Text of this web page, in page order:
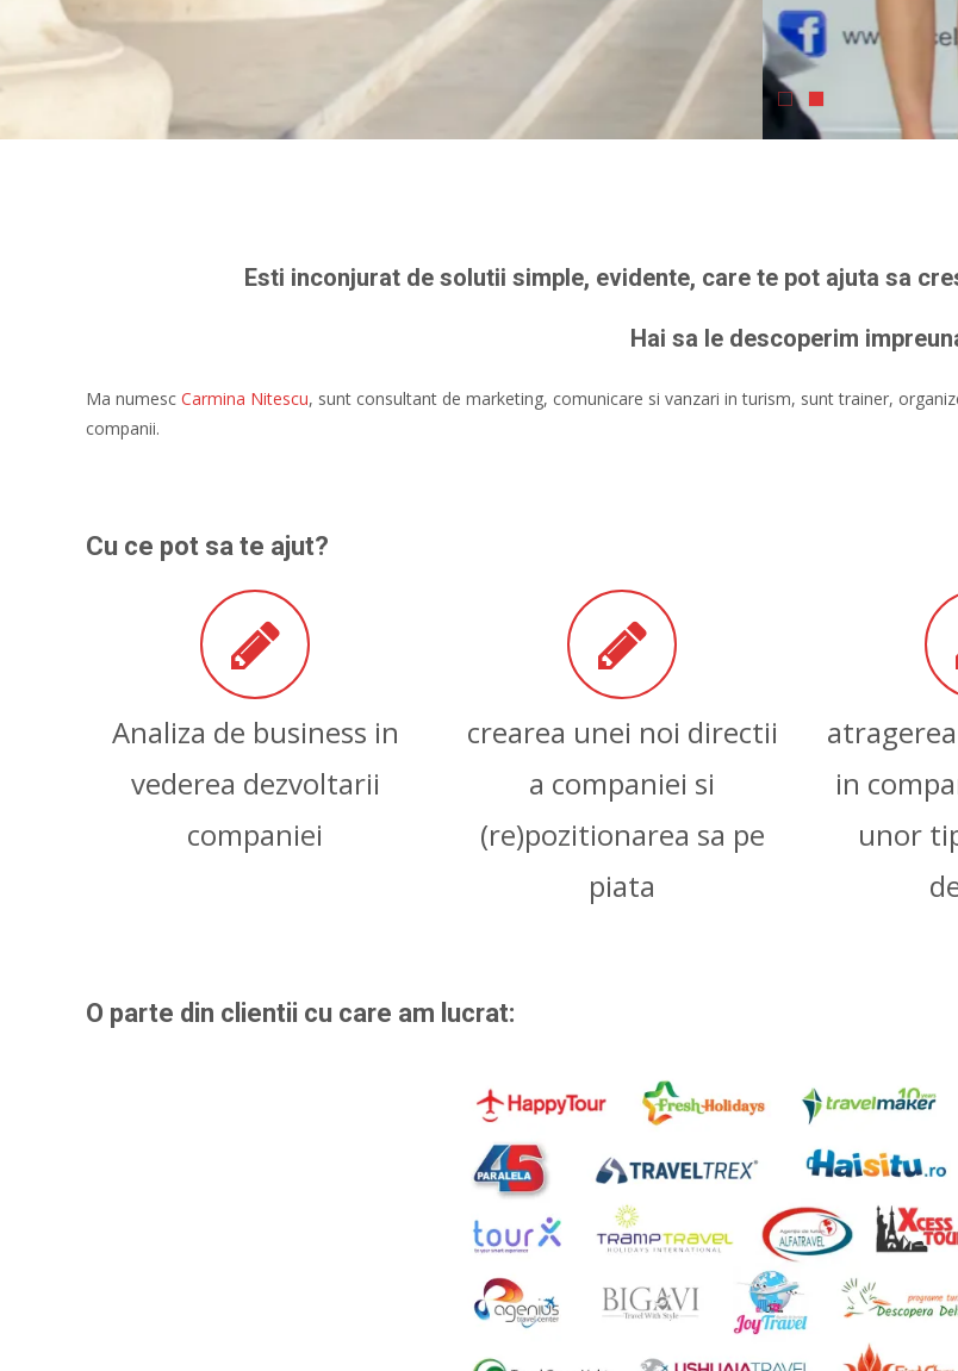
Esti inconjurat de solutii simple, evidente, care te pot ajuta sa
Hai sa le descoperim
Ma numesc Carmina Nitescu, sunt consultant de marketing, comunicare si vanzari in turism, sunt trainer,
companii.
Cu ce pot sa te ajut?
Analiza de business in
vederea dezvoltarii
companiei
crearea unei noi directii
a companiei si
(re)pozitionarea sa pe
piata
in
unor
O parte din clientii cu care am lucrat: